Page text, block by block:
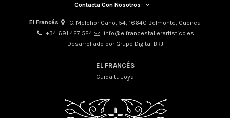
Contacta Con Nosotros
El Francés
C. Melchor Cano, 54, 16640 Belmonte, Cuenca
+34 691 427 524
info@elfrancestallerartistico.es
Desarrollado por Grupo Digital BRJ
EL FRANCÉS
Cuida tu Joya